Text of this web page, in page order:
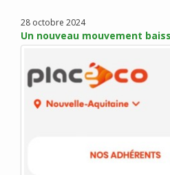
juin 2019 (1)
mai 2019 (2)
mars 2019 (4)
février 2019 (3)
janvier 2019 (5)
28 octobre 2024
Un nouveau mouvement